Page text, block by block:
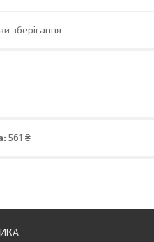
зберігання
561 ₴